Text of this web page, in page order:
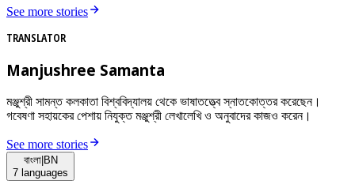
See more stories
TRANSLATOR
Manjushree Samanta
মঞ্জুশ্রী সামন্ত কলকাতা বিশ্ববিদ্যালয় থেকে ভাষাতত্ত্বে স্নাতকোত্তর করেছেন।
গবেষণা সহায়কের পেশায় নিযুক্ত মঞ্জুশ্রী লেখালেখি ও অনুবাদের কাজও করেন।
See more stories
বাংলা| BN
7 languages